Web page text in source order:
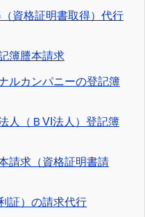
資格証明書取得）代行
簿謄本請求
ルカンパニーの登記簿
人（ＢVI法人）登記簿
請求（資格証明書請
証）の請求代行